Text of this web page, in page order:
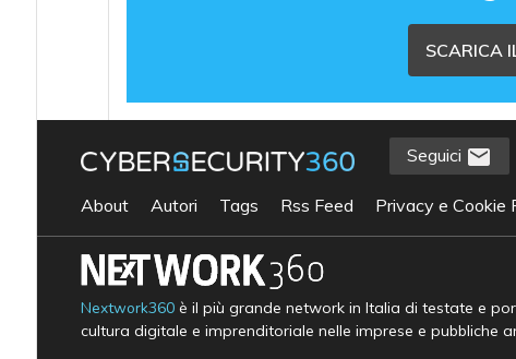
SCARICA
Seguici
About Autori Tags Rss Feed Privacy e Cookie
Nextwork360è il più grande network in Italia di testate e
cultura digitale e imprenditoriale nelle imprese e pubbliche